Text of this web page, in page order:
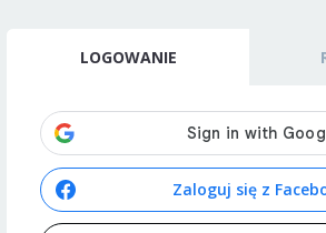
LOGOWANIE
Zaloguj się z